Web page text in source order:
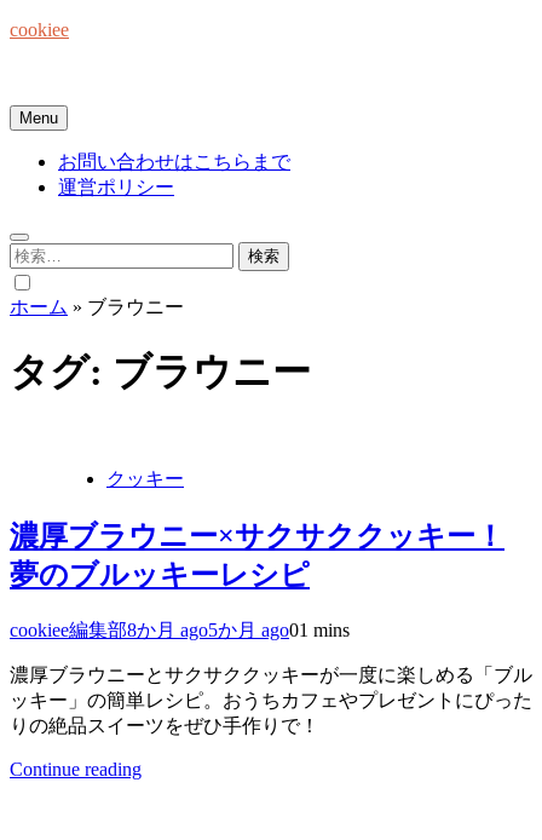
Skip
cookiee
Menu
お問い合わせはこちらまで
運営ポリシー
検
索:
ホーム » ブラウニー
タグ: ブラウニー
クッキー
濃厚ブラウニー×サクサククッキー！
夢のブルッキーレシピ
cookiee編集部8か月 ago5か月 ago01 mins
濃厚ブラウニーとサクサククッキーが一度に楽しめる「ブル
ッキー」の簡単レシピ。おうちカフェやプレゼントにぴった
りの絶品スイーツをぜひ手作りで！
Continue reading